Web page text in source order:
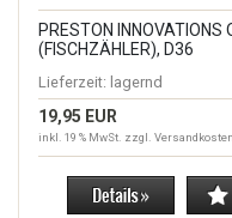
PRESTON INNOVATIONS
(FISCHZÄHLER), D36
Lieferzeit: lagernd
19,95 EUR
inkl. 19 % MwSt. zzgl. Versandkosten